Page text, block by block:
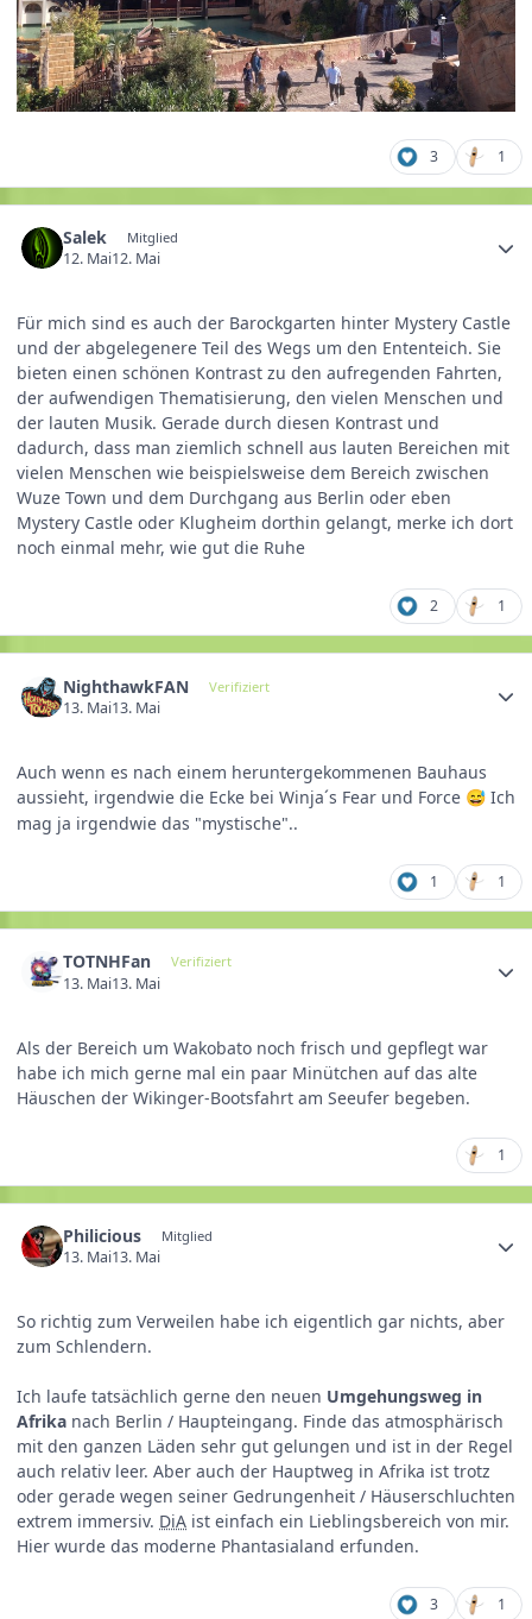
3 1
Salek Mitglied
12. Mai12. Mai
Für mich sind es auch der Barockgarten hinter Mystery Castle
und der abgelegenere Teil des Wegs um den Ententeich. Sie
bieten einen schönen Kontrast zu den aufregenden Fahrten,
der aufwendigen Thematisierung, den vielen Menschen und
der lauten Musik. Gerade durch diesen Kontrast und
dadurch, dass man ziemlich schnell aus lauten Bereichen mit
vielen Menschen wie beispielsweise dem Bereich zwischen
Wuze Town und dem Durchgang aus Berlin oder eben
Mystery Castle oder Klugheim dorthin gelangt, merke ich dort
noch einmal mehr, wie gut die Ruhe
2 1
NighthawkFAN Verifiziert
13. Mai13. Mai
Auch wenn es nach einem heruntergekommenen Bauhaus
aussieht, irgendwie die Ecke bei Winja´s Fear und Force 😅 Ich
mag ja irgendwie das "mystische"..
1 1
TOTNHFan Verifiziert
13. Mai13. Mai
Als der Bereich um Wakobato noch frisch und gepflegt war
habe ich mich gerne mal ein paar Minütchen auf das alte
Häuschen der Wikinger-Bootsfahrt am Seeufer begeben.
1
Philicious Mitglied
13. Mai13. Mai
So richtig zum Verweilen habe ich eigentlich gar nichts, aber
zum Schlendern.
Ich laufe tatsächlich gerne den neuen Umgehungsweg in
Afrika nach Berlin / Haupteingang. Finde das atmosphärisch
mit den ganzen Läden sehr gut gelungen und ist in der Regel
auch relativ leer. Aber auch der Hauptweg in Afrika ist trotz
oder gerade wegen seiner Gedrungenheit / Häuserschluchten
extrem immersiv. DiA ist einfach ein Lieblingsbereich von mir.
Hier wurde das moderne Phantasialand erfunden.
3 1